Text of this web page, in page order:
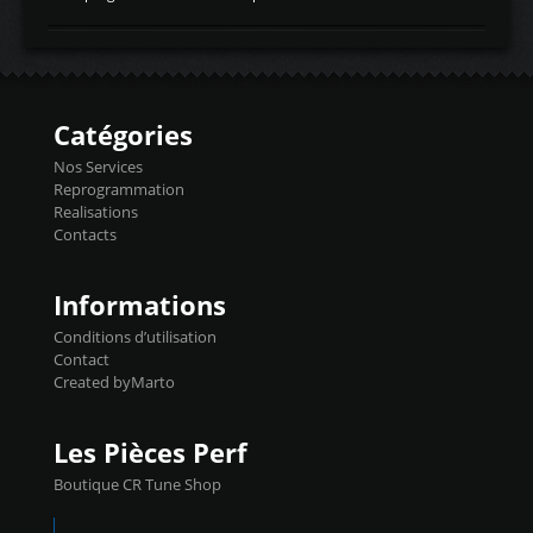
d'admissiontemp ex. pour atmo -30- 80°C
temperaturetemperature ldr moteurtemp
Injecteurs + Flashpro 1370€ TTC Le
précise et performante. Vous pourrez
basculer de la carto sans plomb à Ethanol à
l'aide du flashpro OPTION ECONOMIQUES
Reprog SP 98 sur le calculateur d'origine
450€ TTC Un gain d'environ 10cv et 15nm
Catégories
Nos Services
Reprogrammation
Realisations
Contacts
Informations
Conditions d’utilisation
Contact
Created byMarto
Les Pièces Perf
Boutique CR Tune Shop